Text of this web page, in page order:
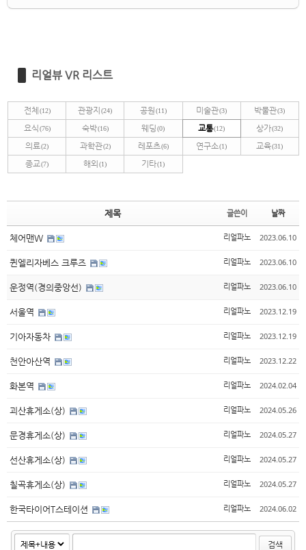
리얼뷰 VR 리스트
전체(12) 관광지 (24) 공원(11) 미술관(3) 박물관(3)
요식(76) 숙박(16) 웨딩 (0) 교통(12) 상가(32)
의료(2) 과학관(2) 레포츠(6) 연구소(1) 교육(31)
종교(7) 해외 (1) 기타(1)
제목 글쓴이 날짜
체어맨W 리얼파노 2023.06.10
퀸엘리자베스 크루즈 리얼파노 2023.06.10
운정역(경의중앙선) 리얼파노 2023.06.10
서울역 리얼파노 2023.12.19
기아자동차 리얼파노 2023.12.19
천안아산역 리얼파노 2023.12.22
화본역 리얼파노 2024.02.04
괴산휴게소(상) 리얼파노 2024.05.26
문경휴게소(상) 리얼파노 2024.05.27
선산휴게소(상) 리얼파노 2024.05.27
칠곡휴게소(상) 리얼파노 2024.05.27
한국타이어T스테이션 리얼파노 2024.06.02
검색